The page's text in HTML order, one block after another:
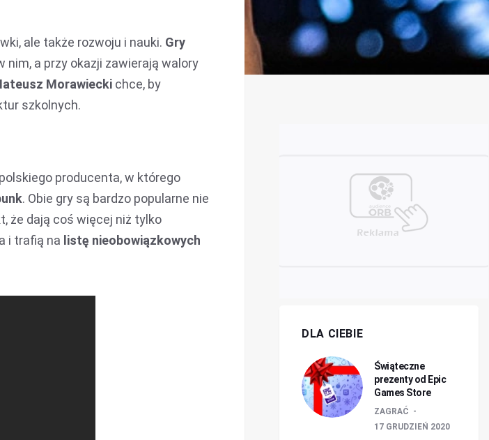
ale także rozwoju i nauki. Gry
a przy okazji zawierają walory
Morawiecki chce, by
szkolnych.
producenta, w którego
. Obie gry są bardzo popularne nie
że dają coś więcej niż tylko
i trafią na listę nieobowiązkowych
DLA CIEBIE
Świąteczne
prezenty od Epic
Games Store
ZAGRAĆ
17 GRUDZIEŃ 2020